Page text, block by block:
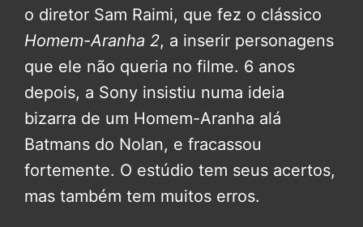
o diretor Sam Raimi, que fez o clássico
Homem-Aranha 2, a inserir personagens
que ele não queria no filme. 6 anos
depois, a Sony insistiu numa ideia
bizarra de um Homem-Aranha alá
Batmans do Nolan, e fracassou
fortemente. O estúdio tem seus acertos,
mas também tem muitos erros.